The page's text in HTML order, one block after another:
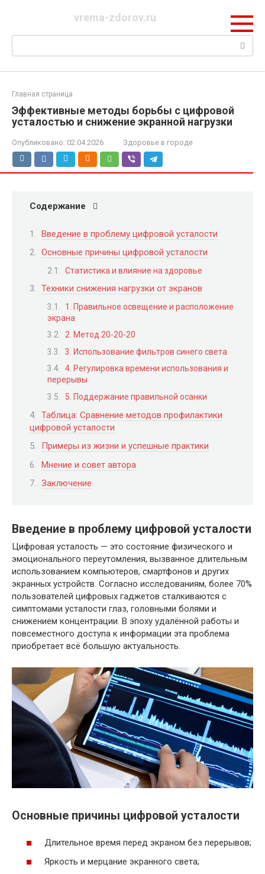
vrema-zdorov.ru
Поиск:
Главная страница
Эффективные методы борьбы с цифровой
усталостью и снижение экранной нагрузки
Опубликовано: 02.04.2026 Здоровье в городе
Содержание
Введение в проблему цифровой усталости
Основные причины цифровой усталости
Статистика и влияние на здоровье
Техники снижения нагрузки от экранов
1. Правильное освещение и расположение
экрана
2. Метод 20-20-20
3. Использование фильтров синего света
4. Регулировка времени использования и
перерывы
5. Поддержание правильной осанки
Таблица: Сравнение методов профилактики
цифровой усталости
Примеры из жизни и успешные практики
Мнение и совет автора
Заключение
Введение в проблему цифровой усталости
Цифровая усталость — это состояние физического и
эмоционального переутомления, вызванное длительным
использованием компьютеров, смартфонов и других
экранных устройств. Согласно исследованиям, более 70%
пользователей цифровых гаджетов сталкиваются с
симптомами усталости глаз, головными болями и
снижением концентрации. В эпоху удалённой работы и
повсеместного доступа к информации эта проблема
приобретает всё большую актуальность.
Основные причины цифровой усталости
Длительное время перед экраном без перерывов;
Яркость и мерцание экранного света;